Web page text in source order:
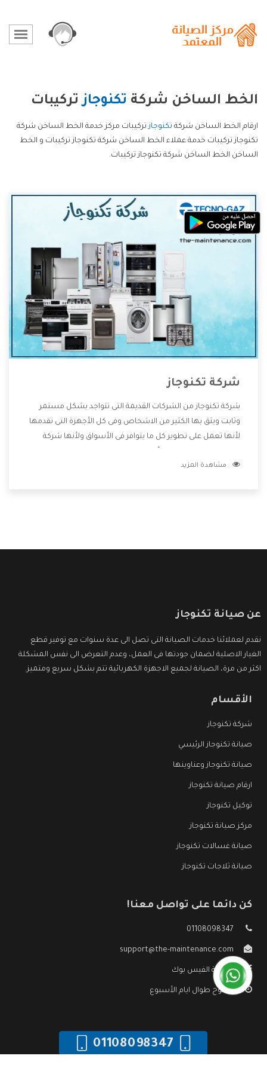
الخط الساخن شركة تكنوجازتركيبات
ارقام الخط الساخن شركة تكنوجازتركيبات مركز خدمة الخط الساخن شركة
تكنوجاز تركيبات خدمة عملاء الخط الساخن شركة تكنوجاز تركيبات و الخط
الساخن الخط الساخن شركة تكنوجاز تركيبات.
شركة تكنوجاز
شركة تكنوجاز من الشركات القديمة التى تتواجد بشكل مستمر
وثابت ويثق بها الكثير من الاشخاص وفى كل الأجهزة التى تقدمها
لأنها تعمل على تطوير كل ما يتوافر فى الأسواق ولأنها شركة
وتقدم للعملاء أقوى العروض والخصومات التى تسهل على
مشاهدة المزيد
عن صيانة تكنوجاز
نقدم لعملائنا خدمات الصيانة التى تصل الى عدة سنوات مع توفير قطع
الغيار الاصلية لضمان جودتها فى العمل، وعدم التعرض الى نفس المشكلة
اكثر من مرة، الصيانة لجميع الاجهزة الكهربائية تتم بشكل سريع ومتميز.
الأقسام
شركة تكنوجاز
صيانة تكنوجاز الرئيسي
صيانة تكنوجاز وعناوينها
ارقام صيانة تكنوجاز
توكيل تكنوجاز
مركز صيانة تكنوجاز
صيانة غسالات تكنوجاز
صيانة ثلاجات تكنوجاز
كن دائما على تواصل معنا!
01108098347
support@the-maintenance.com
صفحة الفيس بوك
مفتوح طوال ايام الأسبوع
01108098347